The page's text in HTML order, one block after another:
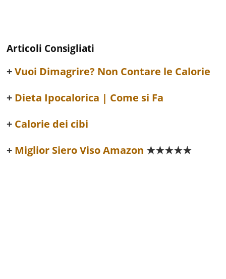
Articoli Consigliati
Vuoi Dimagrire? Non Contare le Calorie
Dieta Ipocalorica | Come si Fa
Calorie dei cibi
Miglior Siero Viso Amazon ★★★★★